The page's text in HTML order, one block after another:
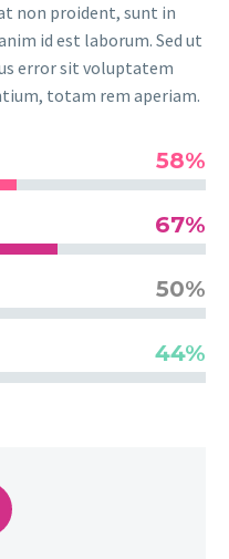
non proident, sunt in
id est laborum. Sed ut
error sit voluptatem
totam rem aperiam.
58%
67%
50%
44%